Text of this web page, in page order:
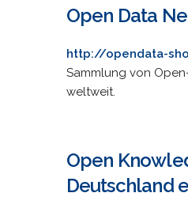
Open Data
http://opendata-
Sammlung von
weltweit.
Open
Deutschland